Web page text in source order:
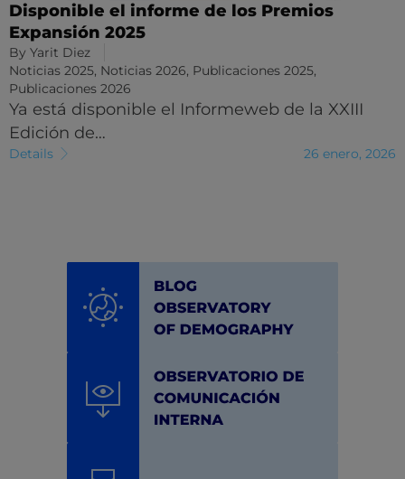
Disponible el informe de los Premios
Expansión 2025
By Yarit Diez
Noticias 2025, Noticias 2026, Publicaciones 2025,
Publicaciones 2026
Ya está disponible el Informeweb de la XXIII
Edición de…
Details 26 enero, 2026